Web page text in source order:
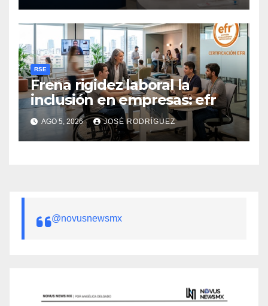
RSE
Frena rigidez laboral la
inclusión en empresas: efr
AGO 5, 2026 JOSÉ RODRÍGUEZ
@novusnewsmx